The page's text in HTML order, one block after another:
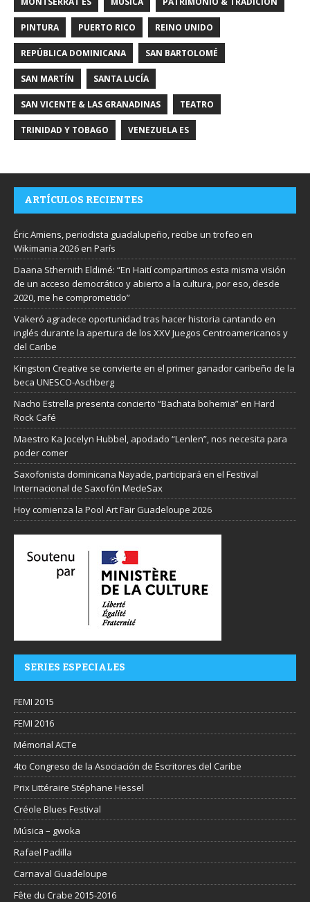
PINTURA PUERTO RICO REINO UNIDO
REPÚBLICA DOMINICANA SAN BARTOLOMÉ
SAN MARTÍN SANTA LUCÍA
SAN VICENTE & LAS GRANADINAS TEATRO
TRINIDAD Y TOBAGO VENEZUELA ES
ARTÍCULOS RECIENTES
Éric Amiens, periodista guadalupeño, recibe un trofeo en
Wikimania 2026 en París
Daana Sthernith Eldimé: “En Haití compartimos esta misma visión
de un acceso democrático y abierto a la cultura, por eso, desde
2020, me he comprometido”
Vakeró agradece oportunidad tras hacer historia cantando en
inglés durante la apertura de los XXV Juegos Centroamericanos y
del Caribe
Kingston Creative se convierte en el primer ganador caribeño de la
beca UNESCO-Aschberg
Nacho Estrella presenta concierto “Bachata bohemia” en Hard
Rock Café
Maestro Ka Jocelyn Hubbel, apodado “Lenlen”, nos necesita para
poder comer
Saxofonista dominicana Nayade, participará en el Festival
Internacional de Saxofón MedeSax
Hoy comienza la Pool Art Fair Guadeloupe 2026
SERIES ESPECIALES
FEMI 2015
FEMI 2016
Mémorial ACTe
4to Congreso de la Asociación de Escritores del Caribe
Prix Littéraire Stéphane Hessel
Créole Blues Festival
Música – gwoka
Rafael Padilla
Carnaval Guadeloupe
Fête du Crabe 2015-2016